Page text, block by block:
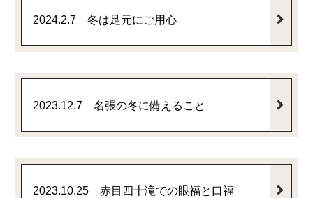
2024.2.7 冬は足元にご用心
2023.12.7 名張の冬に備えること
2023.10.25 赤目四十滝での眼福と口福